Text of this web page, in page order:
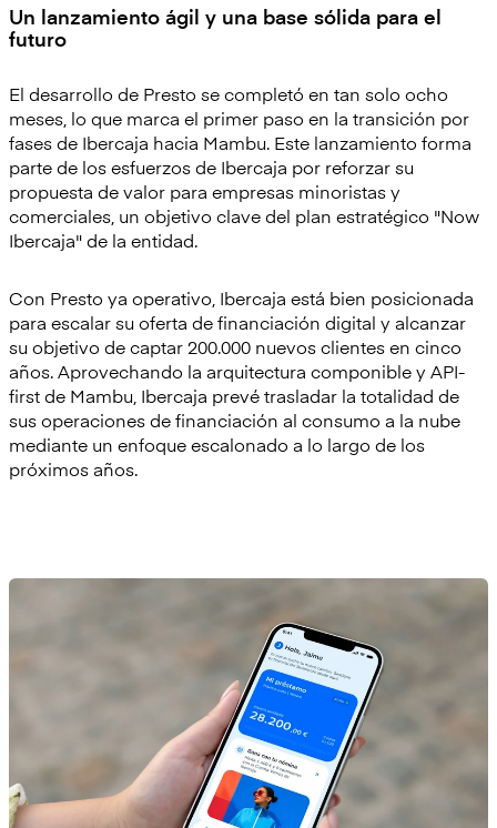
Un lanzamiento ágil y una base sólida para el
futuro
El desarrollo de Presto se completó en tan solo ocho
meses, lo que marca el primer paso en la transición por
fases de Ibercaja hacia Mambu. Este lanzamiento forma
parte de los esfuerzos de Ibercaja por reforzar su
propuesta de valor para empresas minoristas y
comerciales, un objetivo clave del plan estratégico "Now
Ibercaja" de la entidad.
Con Presto ya operativo, Ibercaja está bien posicionada
para escalar su oferta de financiación digital y alcanzar
su objetivo de captar 200.000 nuevos clientes en cinco
años. Aprovechando la arquitectura componible y API-
first de Mambu, Ibercaja prevé trasladar la totalidad de
sus operaciones de financiación al consumo a la nube
mediante un enfoque escalonado a lo largo de los
próximos años.